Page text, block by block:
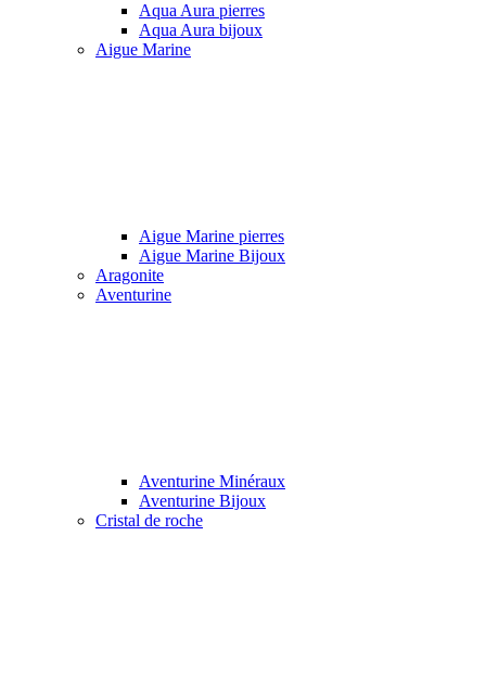
Aqua Aura pierres
Aqua Aura bijoux
Aigue Marine
Aigue Marine pierres
Aigue Marine Bijoux
Aragonite
Aventurine
Aventurine Minéraux
Aventurine Bijoux
Cristal de roche